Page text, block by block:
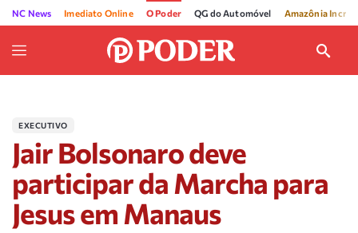
NC News Imediato Online O Poder QG do Automóvel Amazônia
EXECUTIVO
Jair Bolsonaro deve
participar da Marcha para
Jesus em Manaus